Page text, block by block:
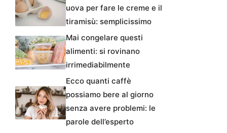
uova per fare le creme e il
tiramisù: semplicissimo
Mai congelare questi
alimenti: si rovinano
irrimediabilmente
Ecco quanti caffè
possiamo bere al giorno
senza avere problemi: le
parole dell’esperto